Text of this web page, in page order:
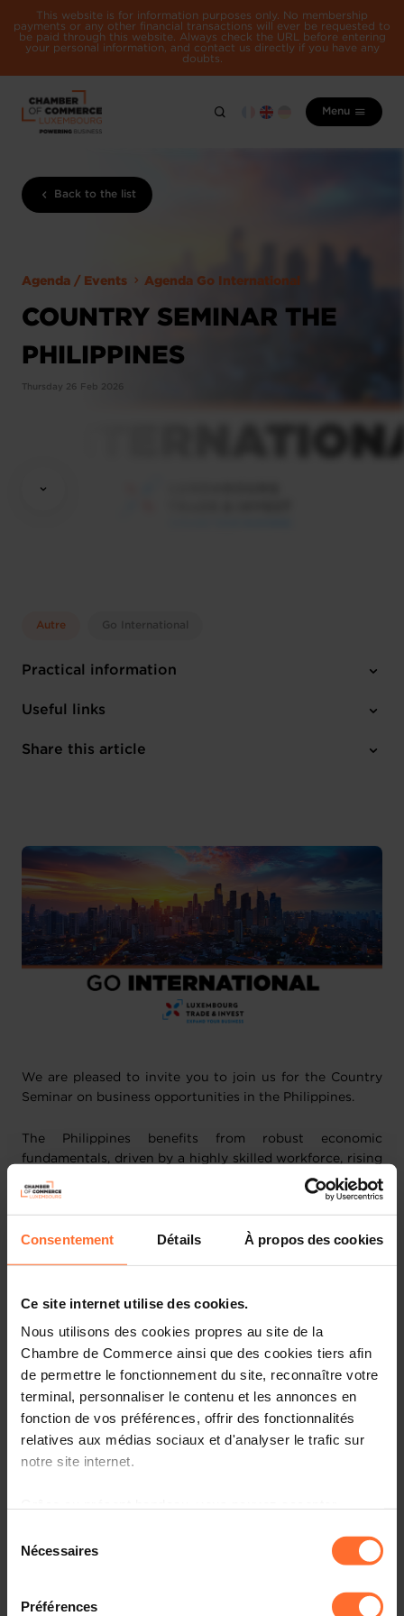
Consentement Détails À propos des cookies
Ce site internet utilise des cookies.
Nous utilisons des cookies propres au site de la
Chambre de Commerce ainsi que des cookies tiers afin
de permettre le fonctionnement du site, reconnaître votre
terminal, personnaliser le contenu et les annonces en
fonction de vos préférences, offrir des fonctionnalités
relatives aux médias sociaux et d'analyser le trafic sur
notre site internet.
à l’exception des cookies strictement nécessaires au
fonctionnement du site. Une description des différents
cookies est accessible sous l’onglet « Détails » ci-
dessus.
Nécessaires
Préférences
This website is for information purposes only. No membership
payments or any other financial transactions will ever be requested to
be paid through this website. Always check the URL before entering
your personal information, and contact us directly if you have any
doubts.
Menu
Back to the list
Agenda / Events Agenda Go International
COUNTRY SEMINAR THE
PHILIPPINES
Thursday 26 Feb 2026
Autre Go International
Practical information
Thursday 26 Feb 2026
1 attachment
Useful links
Register here
Share this article
We are pleased to invite you to join us for the Country
Seminar on business opportunities in the Philippines.
The Philippines benefits from robust economic
fundamentals, driven by a highly skilled workforce, rising
consumer demand, and dynamic service‑driven
industries. Recent structural reforms have further
unlocked new opportunities for foreign investment,
strengthening the country’s position as an attractive
economic outlook, the latest regulatory developments,
and key sectors such as supply chain and logistics, IT
services, and industry. Participants will also hear success
stories from companies that have already built successful
partnerships in the country.
Date and time:Thursday, 26 February 2026 at 10.30 am
Interested? Please register before 24 February 2026.